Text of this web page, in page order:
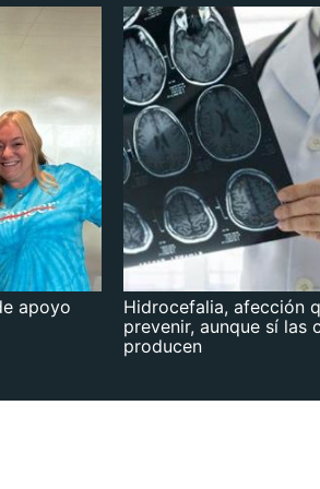
apoyo
Hidrocefalia, afección
prevenir, aunque sí las
producen